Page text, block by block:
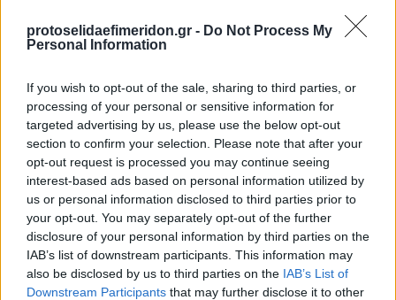
protoselidaefimeridon.gr - Do Not Process My
Personal Information
If you wish to opt-out of the sale, sharing to third parties, or
processing of your personal or sensitive information for
targeted advertising by us, please use the below opt-out
section to confirm your selection. Please note that after your
opt-out request is processed you may continue seeing
interest-based ads based on personal information utilized by
us or personal information disclosed to third parties prior to
your opt-out. You may separately opt-out of the further
disclosure of your personal information by third parties on the
IAB’s list of downstream participants. This information may
also be disclosed by us to third parties on the IAB’s List of
Downstream Participants that may further disclose it to other